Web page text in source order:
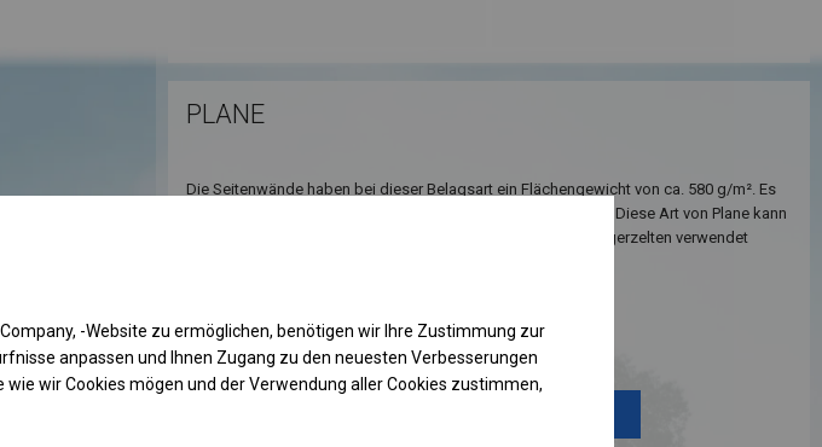
PLANE
Die Seitenwände haben bei dieser Belagsart ein Flächengewicht von ca. 580 g/m². Es
ist resistent gegen starke Windböen oder starken Schneefall. Diese Art von Plane kann
sowohl in ganzjährigen Garagenzelten als auch in Langzeitlagerzelten verwendet
Einzelheiten ansehen
-Website zu ermöglichen, benötigen wir Ihre Zustimmung zur
anpassen und Ihnen Zugang zu den neuesten Verbesserungen
wir Cookies mögen und der Verwendung aller Cookies zustimmen,